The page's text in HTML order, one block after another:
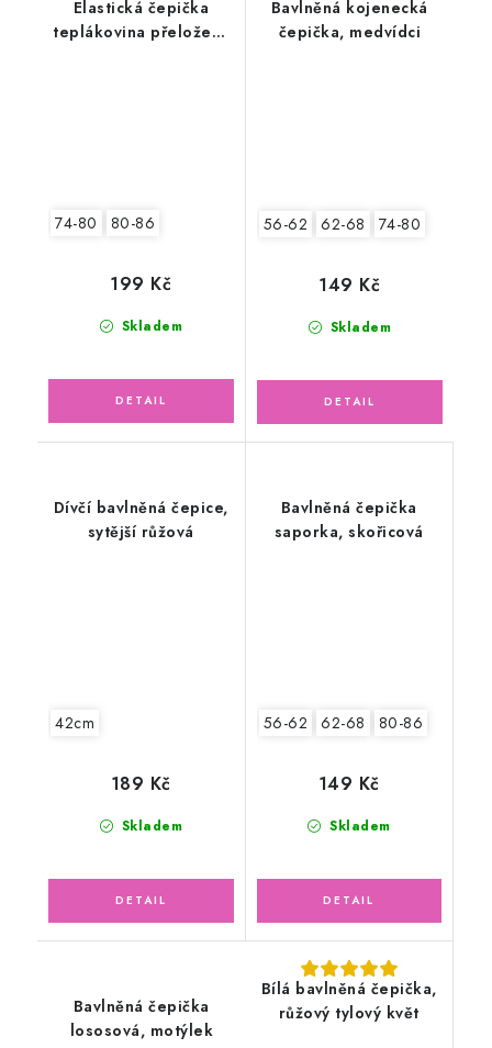
Elastická čepička
teplákovina přeložený
74-80 80-86
Skladem
199 Kč
Bavlněná kojenecká
čepička, medvídci
56-62 62-68 74-80
Skladem
149 Kč
Dívčí bavlněná čepice,
sytější růžová
42cm
Skladem
189 Kč
Bavlněná čepička
saporka, skořicová
56-62 62-68 80-86
Skladem
149 Kč
Bavlněná čepička
lososová, motýlek
Bílá bavlněná čepička,
růžový tylový květ